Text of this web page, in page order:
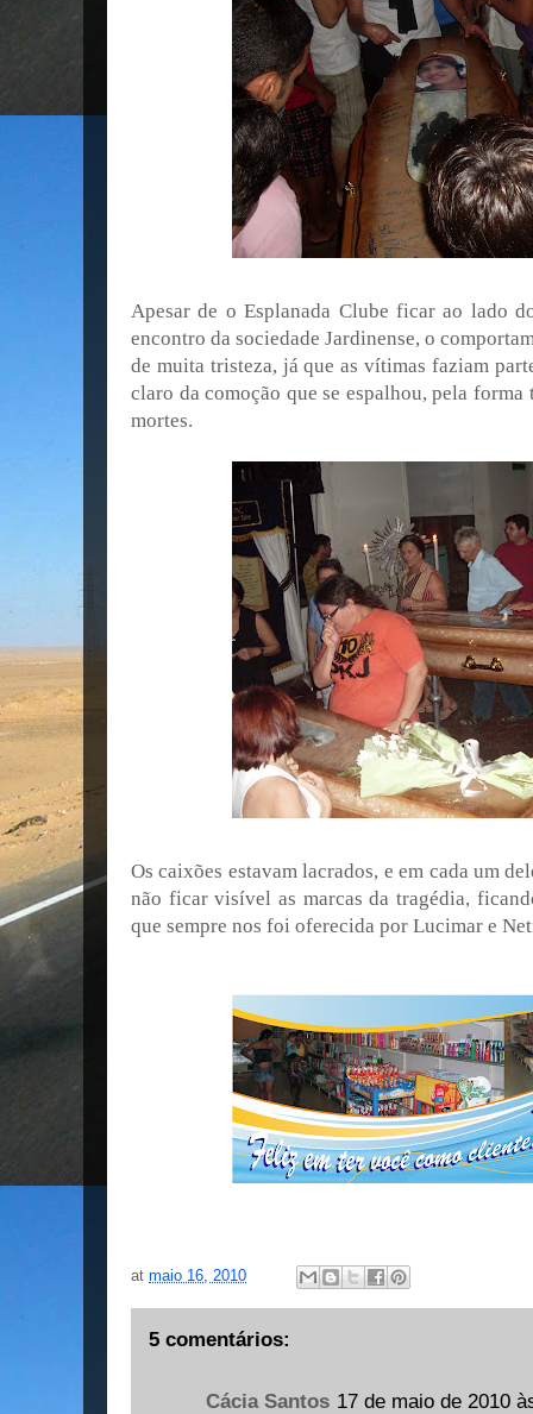
Apesar de o Esplanada Clube ficar ao lado
encontro da sociedade Jardinense, o
de muita tristeza, já que as vítimas faziam
claro da comoção que se espalhou, pela forma
mortes.
Os caixões estavam lacrados, e em cada um
não ficar visível as marcas da tragédia,
que sempre nos foi oferecida por Lucimar e
at maio 16, 2010
5 comentários:
Cácia Santos 17 de maio de 2010